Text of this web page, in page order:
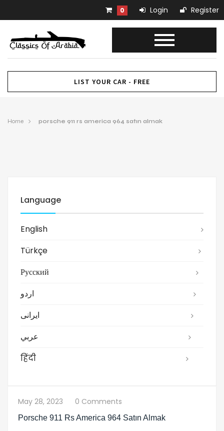
0 Login Register
LIST YOUR CAR - FREE
Home porsche 911 rs america 964 satın almak
Language
English
Türkçe
Русский
اردو
ایرانی
عربي
हिंदी
May 28, 2023 0 Comments
Porsche 911 Rs America 964 Satın Almak